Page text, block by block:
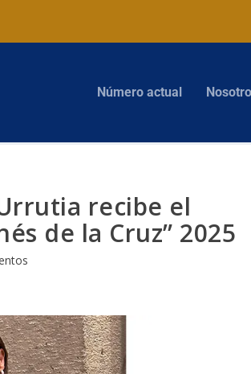
Número actual
recibe el
de la Cruz” 2025